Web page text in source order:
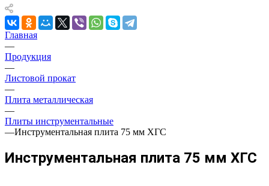
Главная
—
Продукция
—
Листовой прокат
—
Плита металлическая
—
Плиты инструментальные
—Инструментальная плита 75 мм ХГС
Инструментальная плита 75 мм ХГС